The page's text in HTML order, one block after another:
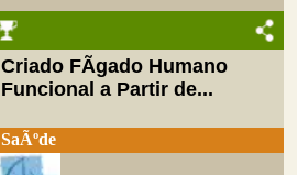
Criado FÃ­gado Humano
Funcional a Partir de...
SaÃºde